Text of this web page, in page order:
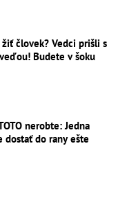
človek? Vedci prišli s
Budete v šoku
nerobte: Jedna
dostať do rany ešte